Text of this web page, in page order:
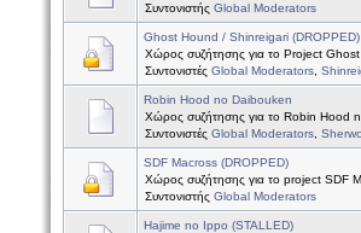
Συντονιστής Global Moderators
Ghost Hound / Shinreigari (DROPPED)
Χώρος συζήτησης για το Project
Συντονιστές Global Moderators
Robin Hood no Daibouken
Χώρος συζήτησης για το Robin Hood
Συντονιστές Global Moderators
SDF Macross (DROPPED)
Χώρος συζήτησης για το project SDF
Συντονιστής Global Moderators
Hajime no Ippo (STALLED)